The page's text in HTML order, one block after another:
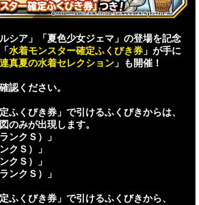
シア」「夏色少女ジェマ」の登場を記念
水着モンスター確定ふくびき券 」が手に
真夏の水着セレクション 」も開催！
認ください。
ふくびき券」で引けるふくびきからは、
のみが出現します。
ンクＳ）」
クＳ）」
クＳ）」
ンクＳ）」
ふくびき券」で引けるふくびきから、